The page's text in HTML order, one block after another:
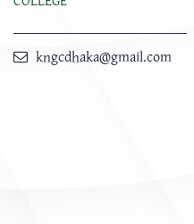
kngcdhaka@gmail.com